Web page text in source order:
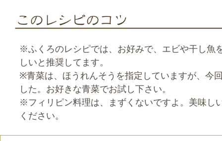
※ふくろのレシピでは、お好みで、エビや干し魚
しいと推奨してます。
※青菜は、ほうれんそうを指定していますが、今
した。お好きな青菜でお試し下さい。
※フィリピン料理は、まずくないですよ。美味し
ください。